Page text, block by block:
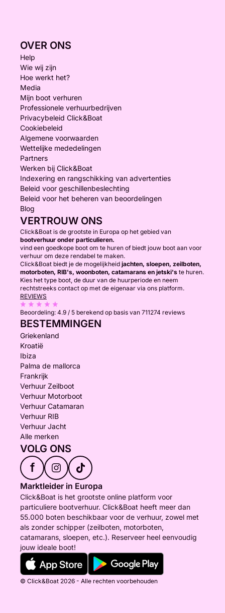
OVER ONS
Help
Wie wij zijn
Hoe werkt het?
Media
Mijn boot verhuren
Professionele verhuurbedrijven
Privacybeleid Click&Boat
Cookiebeleid
Algemene voorwaarden
Wettelijke mededelingen
Partners
Werken bij Click&Boat
Indexering en rangschikking van advertenties
Beleid voor geschillenbeslechting
Beleid voor het beheren van beoordelingen
Blog
VERTROUW ONS
Click&Boat is de grootste in Europa op het gebied van
bootverhuur onder particulieren.
vind een goedkope boot om te huren of biedt jouw boot aan voor
verhuur om deze rendabel te maken.
Click&Boat biedt je de mogelijkheid jachten, sloepen, zeilboten,
motorboten, RIB's, woonboten, catamarans en jetski's te huren.
Kies het type boot, de duur van de huurperiode en neem
rechtstreeks contact op met de eigenaar via ons platform.
REVIEWS
Beoordeling: 4.9 / 5 berekend op basis van 711274 reviews
BESTEMMINGEN
Griekenland
Kroatië
Ibiza
Palma de mallorca
Frankrijk
Verhuur Zeilboot
Verhuur Motorboot
Verhuur Catamaran
Verhuur RIB
Verhuur Jacht
Alle merken
VOLG ONS
f
Marktleider in Europa
Click&Boat is het grootste online platform voor
particuliere bootverhuur. Click&Boat heeft meer dan
55.000 boten beschikbaar voor de verhuur, zowel met
als zonder schipper (zeilboten, motorboten,
catamarans, sloepen, etc.). Reserveer heel eenvoudig
jouw ideale boot!
© Click&Boat 2026 - Alle rechten voorbehouden